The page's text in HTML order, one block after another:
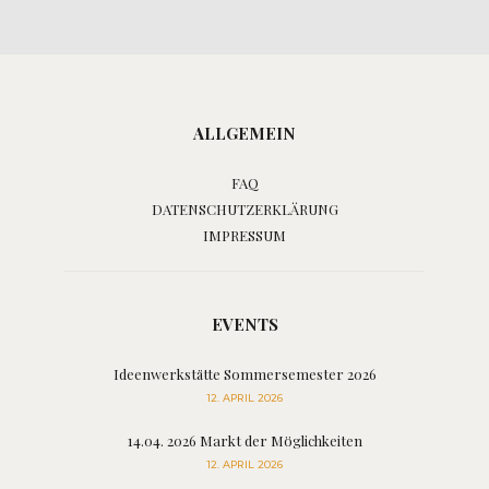
ALLGEMEIN
FAQ
DATENSCHUTZERKLÄRUNG
IMPRESSUM
EVENTS
Ideenwerkstätte Sommersemester 2026
12. APRIL 2026
14.04. 2026 Markt der Möglichkeiten
12. APRIL 2026